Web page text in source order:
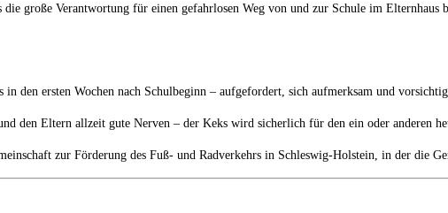
große Verantwortung für einen gefahrlosen Weg von und zur Schule im Elternhaus
den ersten Wochen nach Schulbeginn – aufgefordert, sich aufmerksam und
den Eltern allzeit gute Nerven – der Keks wird sicherlich für den ein oder anderen
zur Förderung des Fuß- und Radverkehrs in Schleswig-Holstein, in der die